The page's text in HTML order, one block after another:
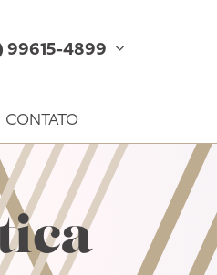
99615-4899
CONTATO